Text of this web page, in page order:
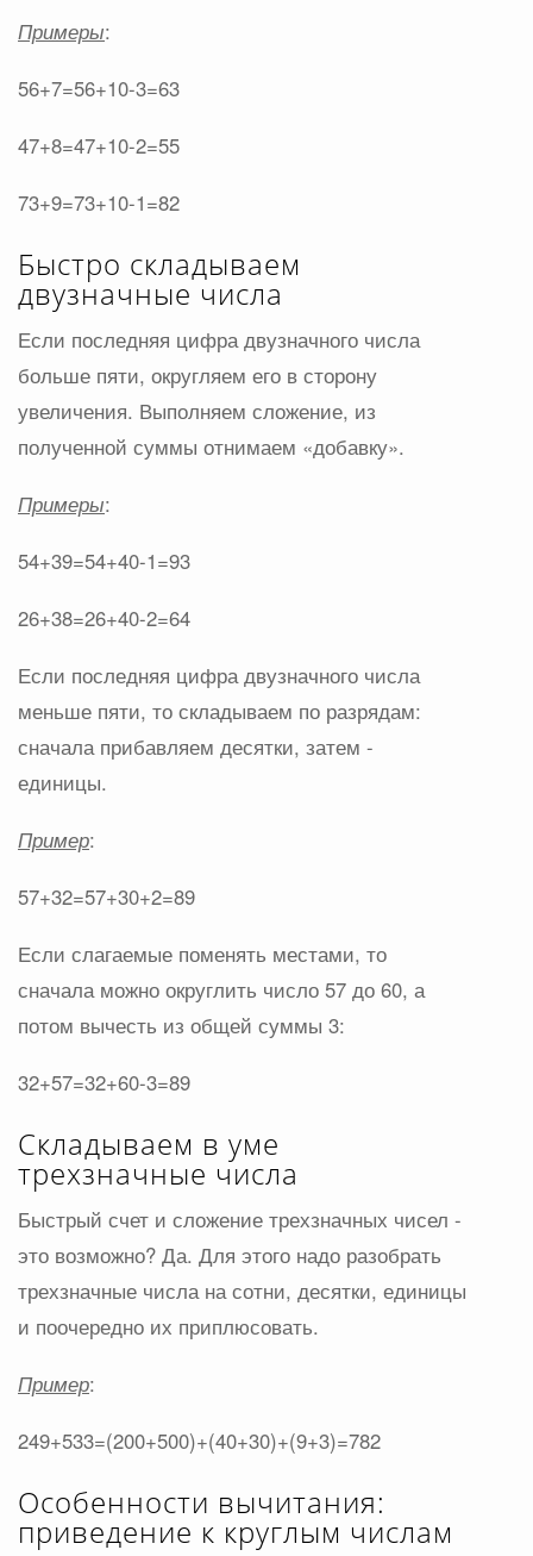
Примеры:
56+7=56+10-3=63
47+8=47+10-2=55
73+9=73+10-1=82
Быстро складываем
двузначные числа
Если последняя цифра двузначного числа
больше пяти, округляем его в сторону
увеличения. Выполняем сложение, из
полученной суммы отнимаем «добавку».
Примеры:
54+39=54+40-1=93
26+38=26+40-2=64
Если последняя цифра двузначного числа
меньше пяти, то складываем по разрядам:
сначала прибавляем десятки, затем -
единицы.
Пример:
57+32=57+30+2=89
Если слагаемые поменять местами, то
сначала можно округлить число 57 до 60, а
потом вычесть из общей суммы 3:
32+57=32+60-3=89
Складываем в уме
трехзначные числа
Быстрый счет и сложение трехзначных чисел -
это возможно? Да. Для этого надо разобрать
трехзначные числа на сотни, десятки, единицы
и поочередно их приплюсовать.
Пример:
249+533=(200+500)+(40+30)+(9+3)=782
Особенности вычитания:
приведение к круглым числам